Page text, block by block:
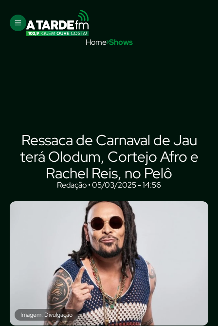
Home Shows
Ressaca de Carnaval de Jau
terá Olodum, Cortejo Afro e
Rachel Reis, no Pelô
Redação • 05/03/2025 - 14:56
Imagem: Divulgação